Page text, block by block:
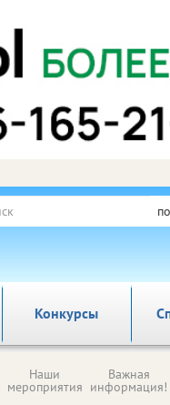
Конкурсы
Наши
мероприятия
Важная
информация!